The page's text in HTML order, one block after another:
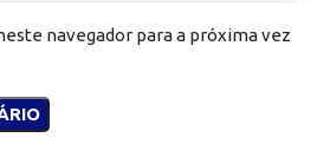
navegador para a próxima vez